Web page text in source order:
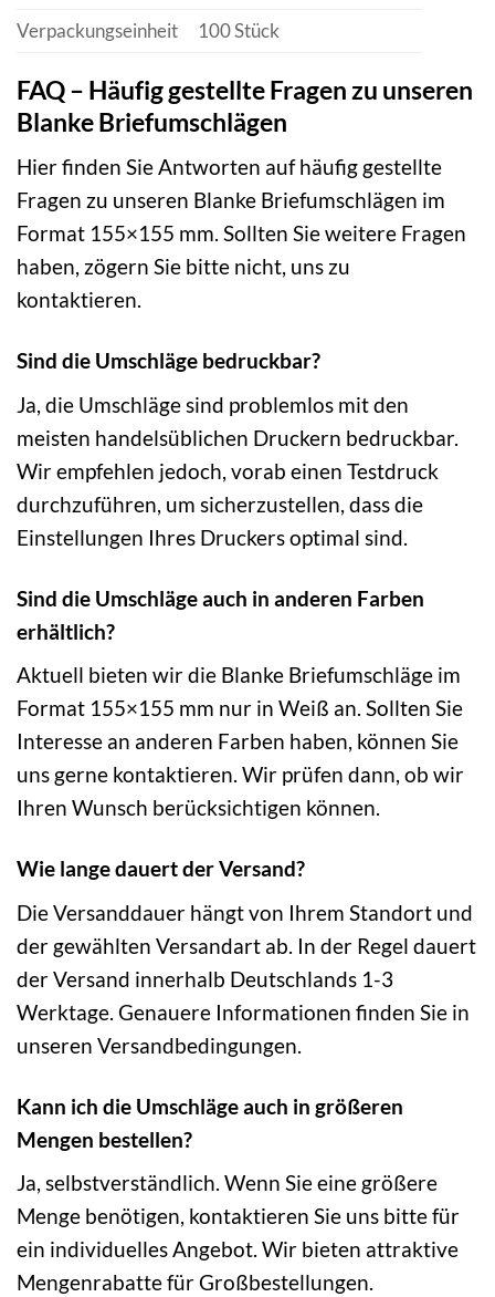
Verpackungseinheit
100 Stück
FAQ – Häufig gestellte Fragen zu unseren
Blanke Briefumschlägen
Hier finden Sie Antworten auf häufig gestellte
Fragen zu unseren Blanke Briefumschlägen im
Format 155×155 mm. Sollten Sie weitere Fragen
haben, zögern Sie bitte nicht, uns zu
kontaktieren.
Sind die Umschläge bedruckbar?
Ja, die Umschläge sind problemlos mit den
meisten handelsüblichen Druckern bedruckbar.
Wir empfehlen jedoch, vorab einen Testdruck
durchzuführen, um sicherzustellen, dass die
Einstellungen Ihres Druckers optimal sind.
Sind die Umschläge auch in anderen Farben
erhältlich?
Aktuell bieten wir die Blanke Briefumschläge im
Format 155×155 mm nur in Weiß an. Sollten Sie
Interesse an anderen Farben haben, können Sie
uns gerne kontaktieren. Wir prüfen dann, ob wir
Ihren Wunsch berücksichtigen können.
Wie lange dauert der Versand?
Die Versanddauer hängt von Ihrem Standort und
der gewählten Versandart ab. In der Regel dauert
der Versand innerhalb Deutschlands 1-3
Werktage. Genauere Informationen finden Sie in
unseren Versandbedingungen.
Kann ich die Umschläge auch in größeren
Mengen bestellen?
Ja, selbstverständlich. Wenn Sie eine größere
Menge benötigen, kontaktieren Sie uns bitte für
ein individuelles Angebot. Wir bieten attraktive
Mengenrabatte für Großbestellungen.